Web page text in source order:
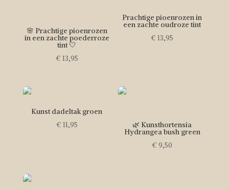
🌸 Prachtige pioenrozen
in een zachte poederroze
tint 🤍
€ 13,95
Prachtige pioenrozen in
een zachte oudroze tint
€ 13,95
Kunst dadeltak groen
€ 11,95 🌿 Kunsthortensia
Hydrangea bush green
€ 9,50